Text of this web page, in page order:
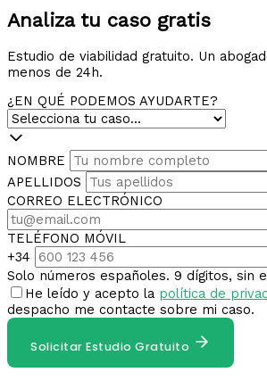
Analiza tu caso gratis
Estudio de viabilidad gratuito. Un
menos de 24h.
¿EN QUÉ PODEMOS AYUDARTE?
NOMBRE
APELLIDOS
CORREO ELECTRÓNICO
TELÉFONO MÓVIL
+34
Solo números españoles. 9 dígitos, sin
He leído y acepto la política de
despacho me contacte sobre mi caso.
Solicitar Estudio Gratuito